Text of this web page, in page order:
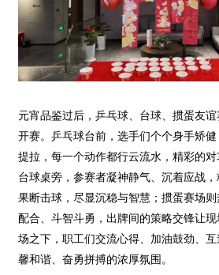
元宵品鉴过后，乒乓球、台球、掼蛋友
开赛。乒乓球台前，选手们个个身手矫健
提拉，每一个动作都行云流水，精彩的对
台球桌旁，参赛者凝神静气、沉着应战，
果断击球，尽显沉稳与智慧；掼蛋赛场
配合、斗智斗勇，出牌间的策略交锋让
场之下，职工们交流心得、加油鼓劲、
馨和谐、奋勇拼搏的浓厚氛围。